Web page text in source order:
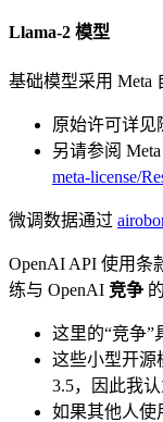
Llama-2 模型
基础模型采用 Meta
原始许可详见
另请参阅
meta-license/
微调数据通过
OpenAI API 使用条
练与 OpenAI 竞争
这里的“竞争”
这些小型开源
3.5，因此我
如果其他人使